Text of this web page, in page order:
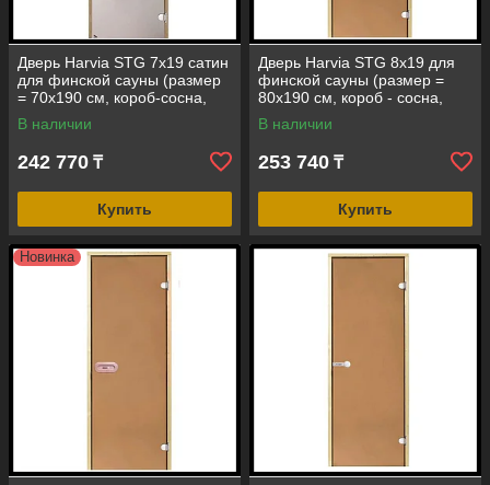
Дверь Harvia STG 7х19 сатин
для финской сауны (размер
= 70х190 см, короб-сосна,
стекло-матовое, ручка-
магнит)
В наличии
242 770 ₸
Купить
Дверь Harvia STG 8х19 для
финской сауны (размер =
80х190 см, короб - сосна,
стекло - бронза, ручка -
защелка)
В наличии
253 740 ₸
Купить
Новинка